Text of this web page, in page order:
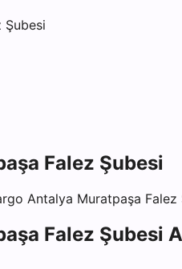
Şubesi
Falez Şubesi
Antalya Muratpaşa Falez
Falez Şubesi